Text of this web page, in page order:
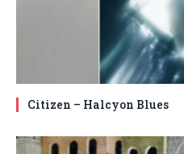
Citizen – Halcyon Blues